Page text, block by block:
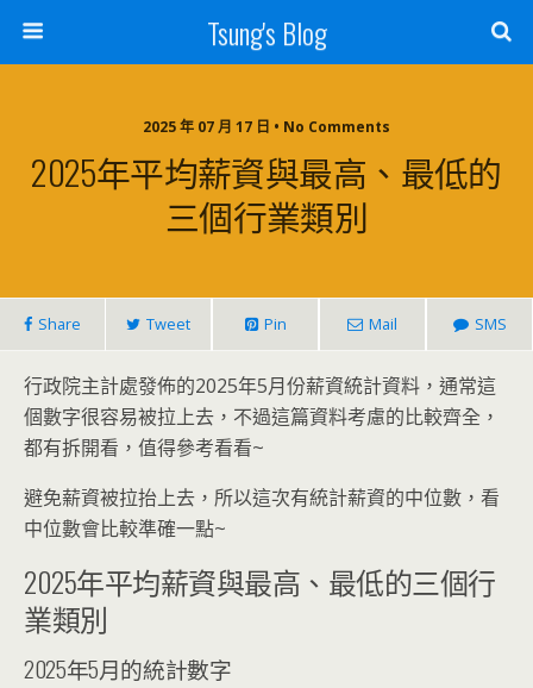
Tsung's Blog
2025 年 07 月 17 日 • No Comments
2025年平均薪資與最高、最低的
三個行業類別
Share Tweet Pin Mail SMS
行政院主計處發佈的2025年5月份薪資統計資料，通常這
個數字很容易被拉上去，不過這篇資料考慮的比較齊全，
都有拆開看，值得參考看看~
避免薪資被拉抬上去，所以這次有統計薪資的中位數，看
中位數會比較準確一點~
2025年平均薪資與最高、最低的三個行
業類別
2025年5月的統計數字